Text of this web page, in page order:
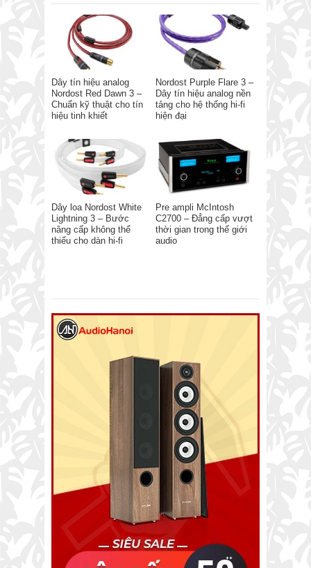
Dây tín hiệu analog
Nordost Red Dawn 3 –
Chuẩn kỹ thuật cho tín
hiệu tinh khiết
Nordost Purple Flare 3 –
Dây tín hiệu analog nền
tảng cho hệ thống hi-fi
hiện đại
Dây loa Nordost White
Lightning 3 – Bước
nâng cấp không thể
thiếu cho dàn hi-fi
Pre ampli McIntosh
C2700 – Đẳng cấp vượt
thời gian trong thế giới
audio